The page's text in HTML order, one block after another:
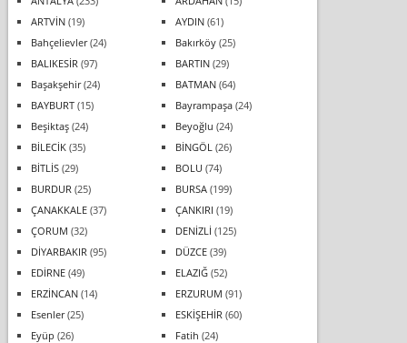
ARTVİN(19) AYDIN(61)
Bahçelievler(24) Bakırköy(25)
BALIKESİR (97) BARTIN(29)
Başakşehir(24) BATMAN(64)
BAYBURT(15) Bayrampaşa(24)
Beşiktaş(24) Beyoğlu (24)
BİLECİK(35) BİNGÖL (26)
BİTLİS(29) BOLU (74)
BURDUR (25) BURSA(199)
ÇANAKKALE(37) ÇANKIRI (19)
ÇORUM (32) DENİZLİ (125)
DİYARBAKIR (95) DÜZCE(39)
EDİRNE(49) ELAZIĞ(52)
ERZİNCAN(14) ERZURUM (91)
Esenler(25) ESKİŞEHİR (60)
Eyüp (26) Fatih (24)